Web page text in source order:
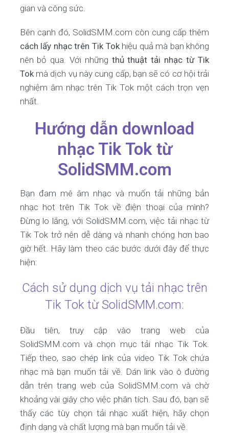
gian và công sức.
Bên cạnh đó, SolidSMM.com còn cung cấp thêm
cách lấy nhạc trên Tik Tokhiệu quả mà bạn không
nên bỏ qua. Với những thủ thuật tải nhạc từ Tik
Tokmà dịch vụ này cung cấp, bạn sẽ có cơ hội trải
nghiệm âm nhạc trên Tik Tok một cách trọn vẹn
nhất.
Hướng dẫn download
nhạc Tik Tok từ
SolidSMM.com
Bạn đam mê âm nhạc và muốn tải những bản
nhạc hot trên Tik Tok về điện thoại của mình?
Đừng lo lắng, với SolidSMM.com, việc tải nhạc từ
Tik Tok trở nên dễ dàng và nhanh chóng hơn bao
giờ hết. Hãy làm theo các bước dưới đây để thực
hiện:
Cách sử dụng dịch vụ tải nhạc trên
Tik Tok từ SolidSMM.com:
Đầu tiên, truy cập vào trang web của
SolidSMM.com và chọn mục tải nhạc Tik Tok.
Tiếp theo, sao chép link của video Tik Tok chứa
nhạc mà bạn muốn tải về. Dán link vào ô đường
dẫn trên trang web của SolidSMM.com và chờ
khoảng vài giây cho việc phân tích. Sau đó, bạn sẽ
thấy các tùy chọn tải nhạc xuất hiện, hãy chọn
định dạng và chất lượng mà bạn muốn tải về.